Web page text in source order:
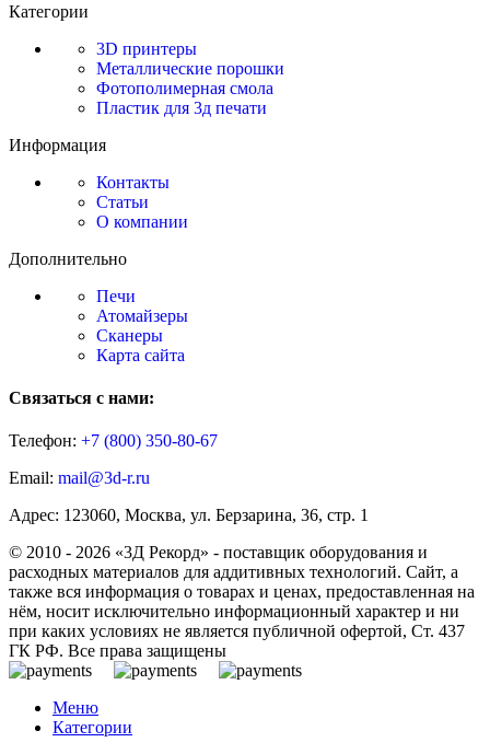
Категории
3D принтеры
Металлические порошки
Фотополимерная смола
Пластик для 3д печати
Информация
Контакты
Статьи
О компании
Дополнительно
Печи
Атомайзеры
Сканеры
Карта сайта
Связаться с нами:
Телефон: +7 (800) 350-80-67
Email: mail@3d-r.ru
Адрес: 123060, Москва, ул. Берзарина, 36, стр. 1
© 2010 - 2026 «3Д Рекорд» - поставщик оборудования и
расходных материалов для аддитивных технологий. Сайт, а
также вся информация о товарах и ценах, предоставленная на
нём, носит исключительно информационный характер и ни
при каких условиях не является публичной офертой, Ст. 437
ГК РФ. Все права защищены
Меню
Категории